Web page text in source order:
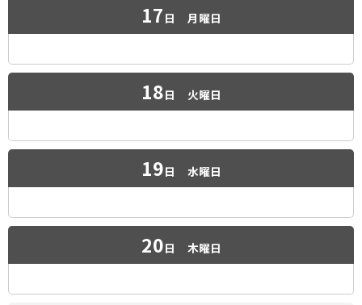
17 日 月曜日
18日 火曜日
19日 水曜日
20日 木曜日